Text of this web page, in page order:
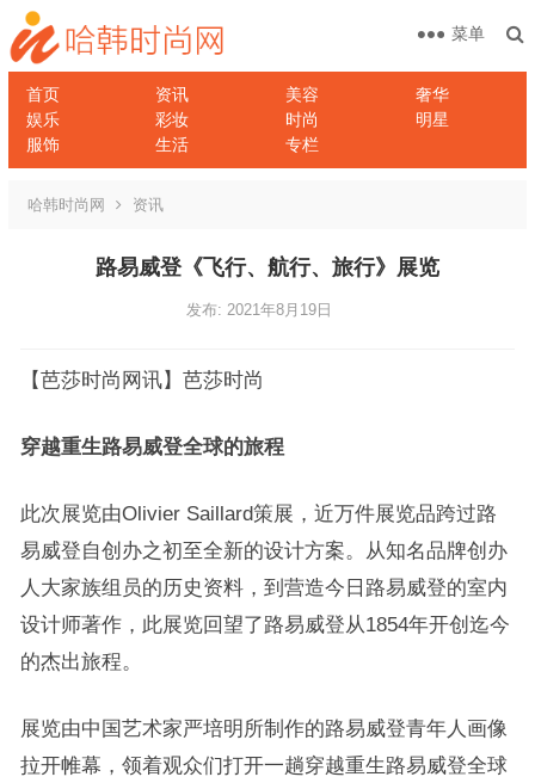
首页 资讯 美容
奢华
娱乐
彩妆 时尚
明星
服饰
生活 专栏
菜单
哈韩时尚网 资讯
路易威登《飞行、航行、旅行》展览
发布: 2021年8月19日
【芭莎时尚网讯】芭莎时尚
穿越重生路易威登全球的旅程
此次展览由Olivier Saillard策展，近万件展览品跨过路
易威登自创办之初至全新的设计方案。从知名品牌创办
人大家族组员的历史资料，到营造今日路易威登的室内
设计师著作，此展览回望了路易威登从1854年开创迄今
的杰出旅程。
展览由中国艺术家严培明所制作的路易威登青年人画像
拉开帷幕，领着观众们打开一趟穿越重生路易威登全球